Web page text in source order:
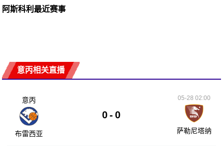
阿斯科利最近赛事
意丙相关直播
意丙
布雷西亚
0 - 0
05-28 02:00
萨勒尼塔纳